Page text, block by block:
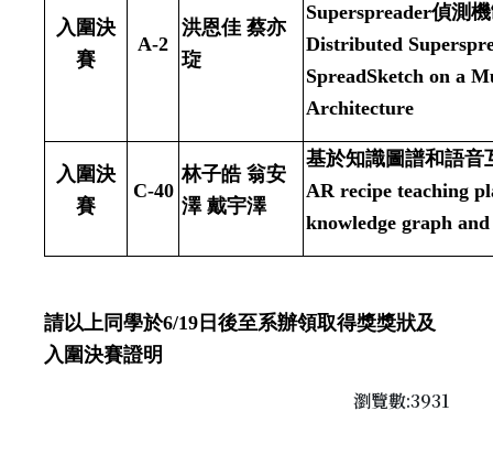
入圍決
賽
A-2
洪恩佳 蔡亦
琁
Superspreader偵測
Distributed
SpreadSketch on a
Architecture
入圍決
賽
C-40
林子皓 翁安
澤 戴宇澤
基於知識圖譜和語音
AR recipe teaching
knowledge graph
請以上同學於6/19 日後至系辦領取得獎獎狀及
入圍決賽證明
瀏覽數:3931